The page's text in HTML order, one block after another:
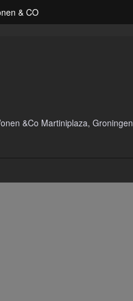
& CO
&Co Martiniplaza, Groningen